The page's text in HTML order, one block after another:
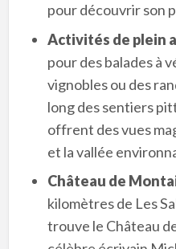
pour découvrir son
Activités de plein
pour des balades à
vignobles ou des
long des sentiers
offrent des vues
et la vallée
Château de
kilomètres de Les
trouve le Château